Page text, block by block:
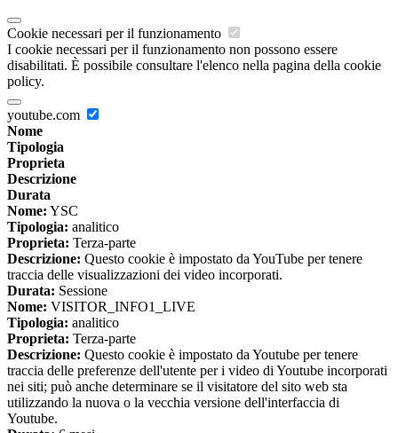
Cookie necessari per il funzionamento
I cookie necessari per il funzionamento non possono essere
disabilitati. È possibile consultare l'elenco nella pagina della cookie
policy.
youtube.com
Nome
Tipologia
Proprieta
Descrizione
Durata
Nome: YSC
Tipologia: analitico
Proprieta: Terza-parte
Descrizione: Questo cookie è impostato da YouTube per tenere
traccia delle visualizzazioni dei video incorporati.
Durata: Sessione
Nome: VISITOR_INFO1_LIVE
Tipologia: analitico
Proprieta: Terza-parte
Descrizione: Questo cookie è impostato da Youtube per tenere
traccia delle preferenze dell'utente per i video di Youtube incorporati
nei siti; può anche determinare se il visitatore del sito web sta
utilizzando la nuova o la vecchia versione dell'interfaccia di
Youtube.